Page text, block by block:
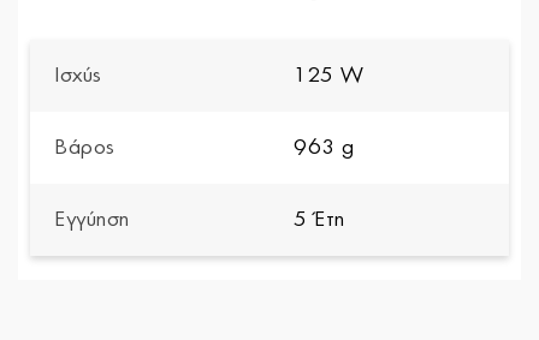
Ισχύς 125 W
Βάρος 963 g
Εγγύηση 5 Έτη